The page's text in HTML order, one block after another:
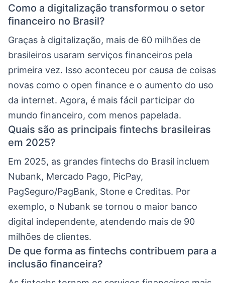
Como a digitalização transformou o setor
financeiro no Brasil?
Graças à digitalização, mais de 60 milhões de
brasileiros usaram serviços financeiros pela
primeira vez. Isso aconteceu por causa de coisas
novas como o open finance e o aumento do uso
da internet. Agora, é mais fácil participar do
mundo financeiro, com menos papelada.
Quais são as principais fintechs brasileiras
em 2025?
Em 2025, as grandes fintechs do Brasil incluem
Nubank, Mercado Pago, PicPay,
PagSeguro/PagBank, Stone e Creditas. Por
exemplo, o Nubank se tornou o maior banco
digital independente, atendendo mais de 90
milhões de clientes.
De que forma as fintechs contribuem para a
inclusão financeira?